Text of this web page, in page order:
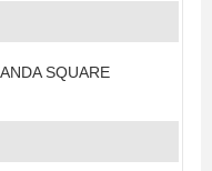
SQUARE